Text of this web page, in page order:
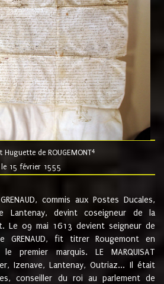
Huguette de ROUGEMONT4
le 15 février 1555
commis aux Postes Ducales,
Lantenay, devint coseigneur de la
Le 09 mai 1613 devient seigneur de
GRENAUD, fit titrer Rougemont en
marquis. LE MARQUISAT
Izenave, Lantenay, Outriaz... Il était
conseiller du roi au parlement de